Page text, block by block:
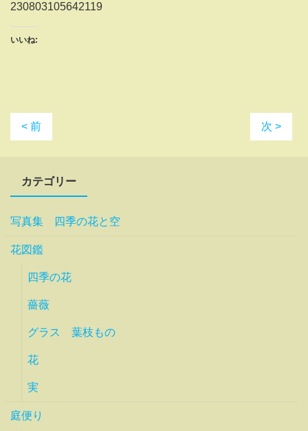
230803105642119
いいね:
< 前 次 >
カテゴリー
写真集 四季の花と空
花図鑑
四季の花
薔薇
グラス 葉枝もの
花
実
庭便り